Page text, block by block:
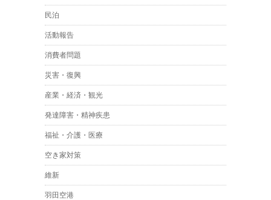
民泊
活動報告
消費者問題
災害・復興
産業・経済・観光
発達障害・精神疾患
福祉・介護・医療
空き家対策
維新
羽田空港